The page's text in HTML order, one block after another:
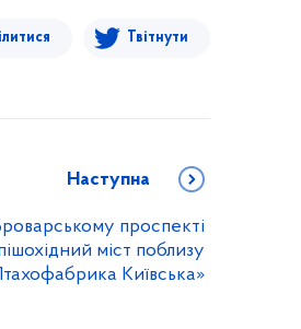
Твітнути
Наступна
проспекті
міст поблизу
Київська»